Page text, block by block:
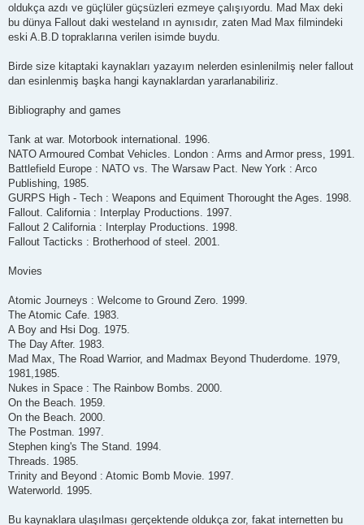
oldukça azdı ve güçlüler güçsüzleri ezmeye çalışıyordu. Mad Max deki
bu dünya Fallout daki westeland ın aynısıdır, zaten Mad Max filmindeki
eski A.B.D topraklarına verilen isimde buydu.
Birde size kitaptaki kaynakları yazayım nelerden esinlenilmiş neler fallout
dan esinlenmiş başka hangi kaynaklardan yararlanabiliriz.
Bibliography and games
Tank at war. Motorbook international. 1996.
NATO Armoured Combat Vehicles. London : Arms and Armor press, 1991.
Battlefield Europe : NATO vs. The Warsaw Pact. New York : Arco
Publishing, 1985.
GURPS High - Tech : Weapons and Equiment Thorought the Ages. 1998.
Fallout. California : Interplay Productions. 1997.
Fallout 2 California : Interplay Productions. 1998.
Fallout Tacticks : Brotherhood of steel. 2001.
Movies
Atomic Journeys : Welcome to Ground Zero. 1999.
The Atomic Cafe. 1983.
A Boy and Hsi Dog. 1975.
The Day After. 1983.
Mad Max, The Road Warrior, and Madmax Beyond Thuderdome. 1979,
1981,1985.
Nukes in Space : The Rainbow Bombs. 2000.
On the Beach. 1959.
On the Beach. 2000.
The Postman. 1997.
Stephen king's The Stand. 1994.
Threads. 1985.
Trinity and Beyond : Atomic Bomb Movie. 1997.
Waterworld. 1995.
Bu kaynaklara ulaşılması gerçektende oldukça zor, fakat internetten bu